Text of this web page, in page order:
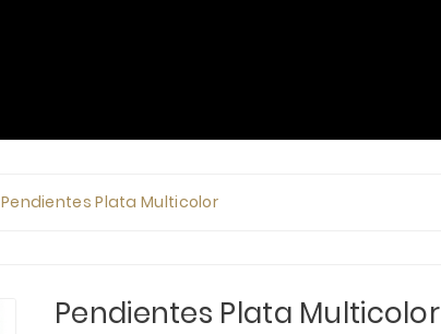
Pendientes Plata Multicolor
Pendientes Plata Multicolor